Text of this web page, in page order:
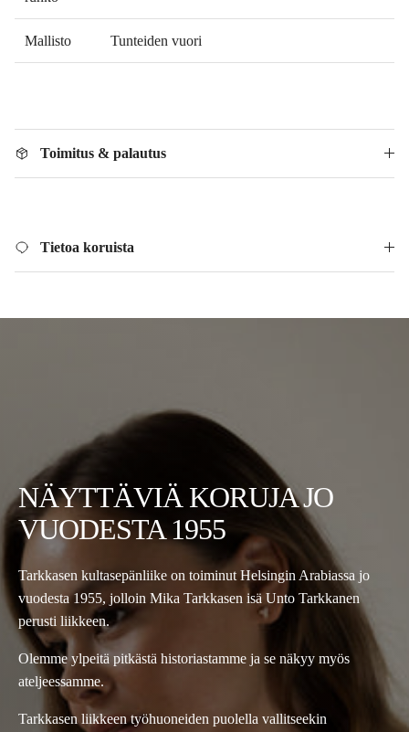
Mallisto Tunteiden vuori
Toimitus & palautus
Tietoa koruista
NÄYTTÄVIÄ KORUJA JO
VUODESTA 1955
Tarkkasen kultasepänliike on toiminut Helsingin Arabiassa jo
vuodesta 1955, jolloin Mika Tarkkasen isä Unto Tarkkanen
perusti liikkeen.
Olemme ylpeitä pitkästä historiastamme ja se näkyy myös
ateljeessamme.
Tarkkasen liikkeen työhuoneiden puolella vallitseekin